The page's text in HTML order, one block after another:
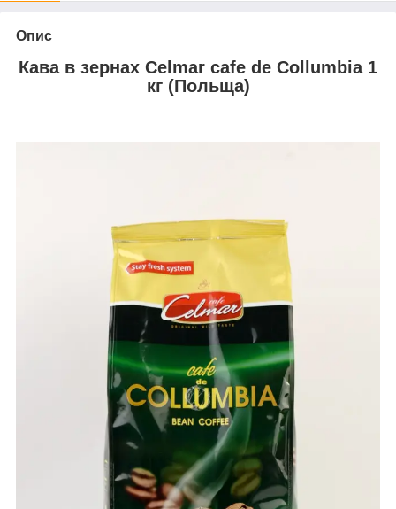
Опис
Кава в зернах Celmar cafe de Collumbia 1
кг (Польща)